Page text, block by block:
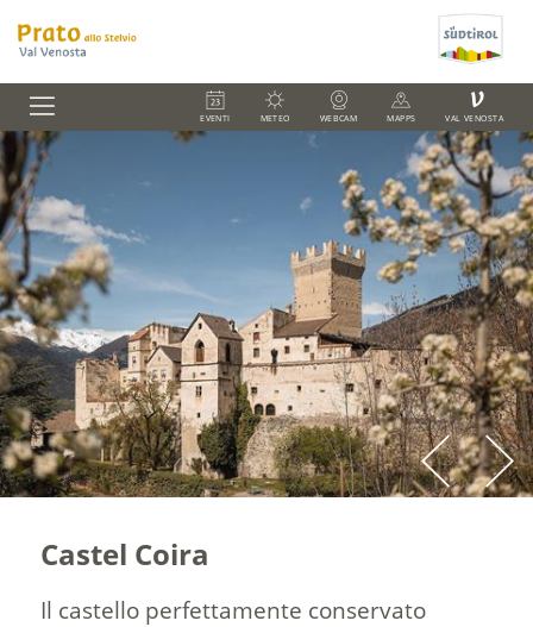
EVENTI METEO WEBCAM MAPPS
V
VAL VENOSTA
Castel Coira
Il castello perfettamente conservato